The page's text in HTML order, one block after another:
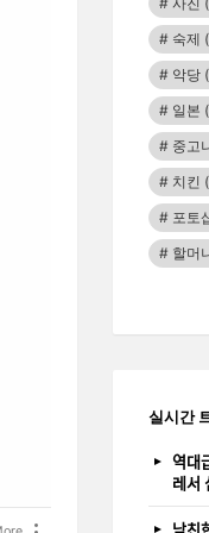
숙제
악당
일본
중고
치킨
포토
할머
실시간
레서